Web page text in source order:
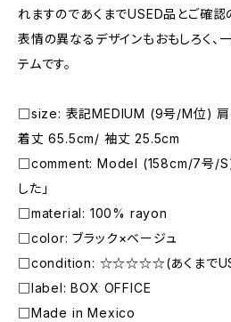
れますのであくまでUSED品とご確認
表情の異なるデザインもおもしろく、
テムです。
□size: 表記MEDIUM (9号/M位)
着丈 65.5cm/ 袖丈 25.5cm
□comment: Model (158cm/7号/S)
した」
□material: 100% rayon
□color: ブラック×ベージュ
□condition: ☆☆☆☆☆(あくまで
□label: BOX OFFICE
□Made in Mexico